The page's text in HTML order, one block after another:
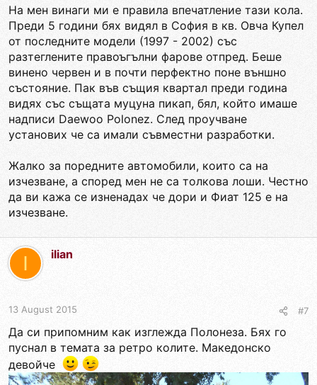
На мен винаги ми е правила впечатление тази кола.
Преди 5 години бях видял в София в кв. Овча Купел
от последните модели (1997 - 2002) със
разтеглените правоъгълни фарове отпред. Беше
винено червен и в почти перфектно поне външно
състояние. Пак във същия квартал преди година
видях със същата муцуна пикап, бял, който имаше
надписи Daewoo Polonez. След проучване
установих че са имали съвместни разработки.
Жалко за поредните автомобили, които са на
изчезване, а според мен не са толкова лоши. Честно
да ви кажа се изненадах че дори и Фиат 125 е на
изчезване.
I ilian
13 August 2015 #7
Да си припомним как изглежда Полонеза. Бях го
пуснал в темата за ретро колите. Македонско
девойче